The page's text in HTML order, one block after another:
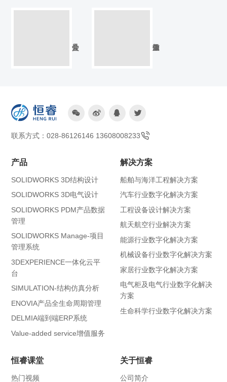
   
联系方式：028-86126146 13608008233
产品
SOLIDWORKS 3D结构设计
SOLIDWORKS 3D电气设计
SOLIDWORKS PDM产品数据
管理
SOLIDWORKS Manage-项目
管理系统
3DEXPERIENCE一体化云平
台
SIMULATION-结构仿真分析
ENOVIA产品全生命周期管理
DELMIA端到端ERP系统
Value-added service增值服务
解决方案
船舶与海洋工程解决方案
汽车行业数字化解决方案
工程设备设计解决方案
航天航空行业解决方案
能源行业数字化解决方案
机械设备行业数字化解决方案
家居行业数字化解决方案
电气柜及电气行业数字化解决
方案
生命科学行业数字化解决方案
恒睿课堂
热门视频
关于恒睿
公司简介